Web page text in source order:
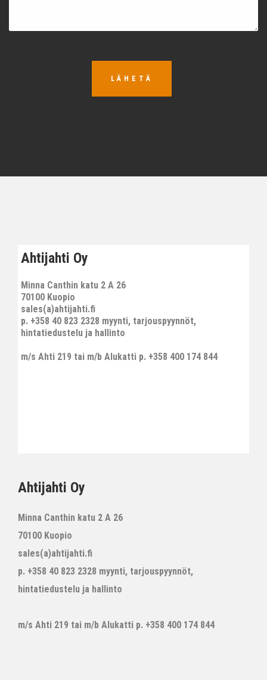
LÄHETÄ
Ahtijahti Oy
Minna Canthin katu 2 A 26
70100 Kuopio
sales(a)ahtijahti.fi
p. +358 40 823 2328 myynti, tarjouspyynnöt,
hintatiedustelu ja hallinto
m/s Ahti 219 tai m/b Alukatti p. +358 400 174 844
Ahtijahti Oy
Minna Canthin katu 2 A 26
70100 Kuopio
sales(a)ahtijahti.fi
p. +358 40 823 2328 myynti, tarjouspyynnöt,
hintatiedustelu ja hallinto
m/s Ahti 219 tai m/b Alukatti p. +358 400 174 844